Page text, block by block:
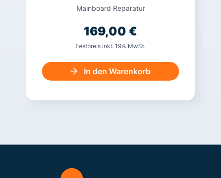
Mainboard Reparatur
169,00 €
Festpreis inkl. 19% MwSt.
In den Warenkorb